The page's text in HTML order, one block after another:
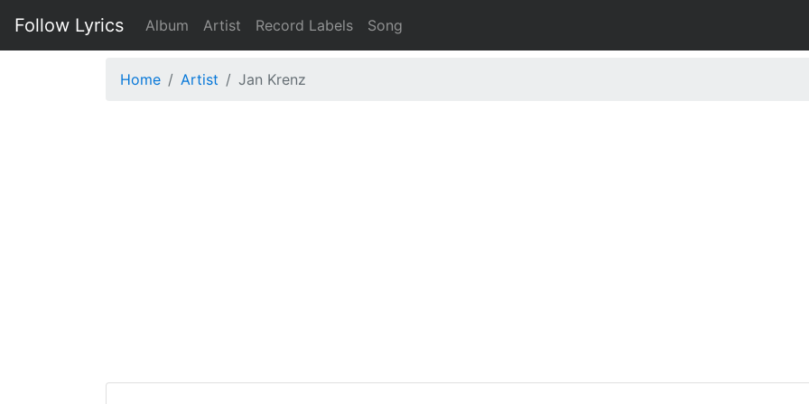
Follow Lyrics Album Artist Record Labels Song
Home Artist Jan Krenz